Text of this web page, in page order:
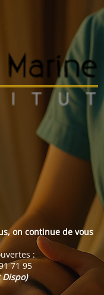
on continue de vous
:
71 95